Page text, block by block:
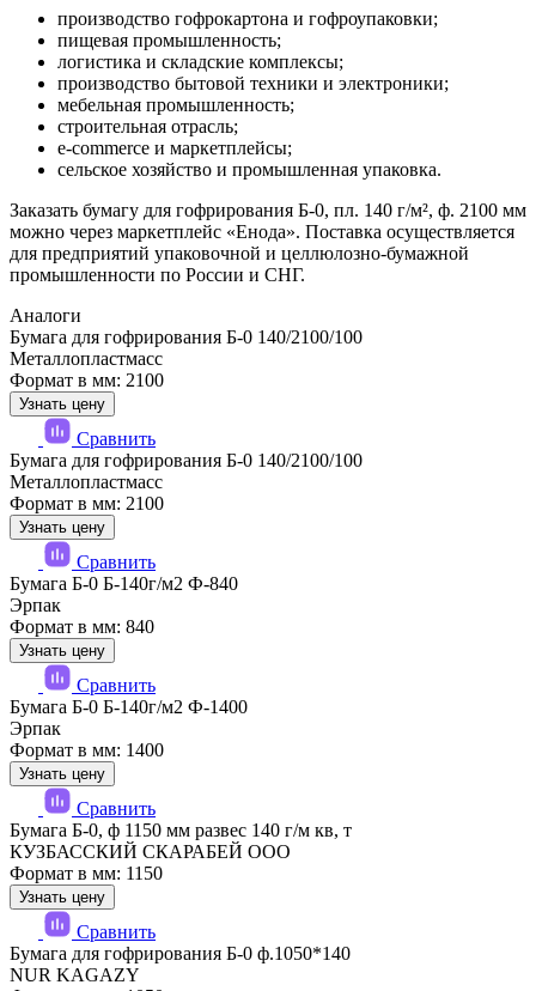
производство гофрокартона и гофроупаковки;
пищевая промышленность;
логистика и складские комплексы;
производство бытовой техники и электроники;
мебельная промышленность;
строительная отрасль;
e-commerce и маркетплейсы;
сельское хозяйство и промышленная упаковка.
Заказать бумагу для гофрирования Б-0, пл. 140 г/м², ф. 2100 мм
можно через маркетплейс «Енода». Поставка осуществляется
для предприятий упаковочной и целлюлозно-бумажной
промышленности по России и СНГ.
Аналоги
Бумага для гофрирования Б-0 140/2100/100
Металлопластмасс
Формат в мм: 2100
Узнать цену
Сравнить
Бумага для гофрирования Б-0 140/2100/100
Металлопластмасс
Формат в мм: 2100
Узнать цену
Сравнить
Бумага Б-0 Б-140г/м2 Ф-840
Эрпак
Формат в мм: 840
Узнать цену
Сравнить
Бумага Б-0 Б-140г/м2 Ф-1400
Эрпак
Формат в мм: 1400
Узнать цену
Сравнить
Бумага Б-0, ф 1150 мм развес 140 г/м кв, т
КУЗБАССКИЙ СКАРАБЕЙ ООО
Формат в мм: 1150
Узнать цену
Сравнить
Бумага для гофрирования Б-0 ф.1050*140
NUR KAGAZY